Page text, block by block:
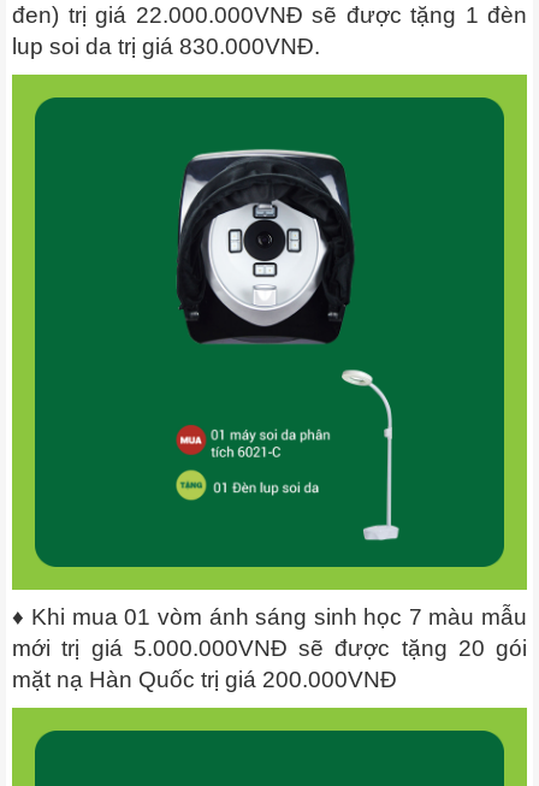
đen) trị giá 22.000.000VNĐ sẽ được tặng 1 đèn
lup soi da trị giá 830.000VNĐ.
♦ Khi mua 01 vòm ánh sáng sinh học 7 màu mẫu
mới trị giá 5.000.000VNĐ sẽ được tặng 20 gói
mặt nạ Hàn Quốc trị giá 200.000VNĐ